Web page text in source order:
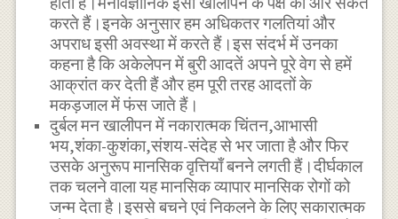
करते हैं।इनके अनुसार हम अधिकतर गलतियां और
अपराध इसी अवस्था में करते हैं।इस संदर्भ में उनका
कहना है कि अकेलेपन में बुरी आदतें अपने पूरे वेग से हमें
आक्रांत कर देती हैं और हम पूरी तरह आदतों के
मकड़जाल में फंस जाते हैं।
दुर्बल मन खालीपन में नकारात्मक चिंतन,आभासी
भय,शंका-कुशंका,संशय-संदेह से भर जाता है और फिर
उसके अनुरूप मानसिक वृत्तियाँ बनने लगती हैं।दीर्घकाल
तक चलने वाला यह मानसिक व्यापार मानसिक रोगों को
जन्म देता है।इससे बचने एवं निकलने के लिए सकारात्मक